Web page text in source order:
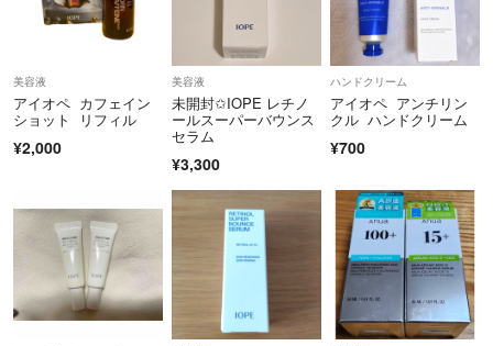
美容液
アイオペ カフェイン
ショット リフィル
¥2,000
美容液
未開封✩IOPE レチノ
ールスーパーバウンス
セラム
¥3,300
ハンドクリーム
アイオペ アンチリン
クル ハンドクリーム
¥700